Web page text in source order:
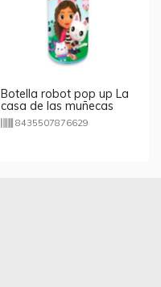
Botella robot pop up La
casa de las muñecas
Gabby 600ml
8435507876629